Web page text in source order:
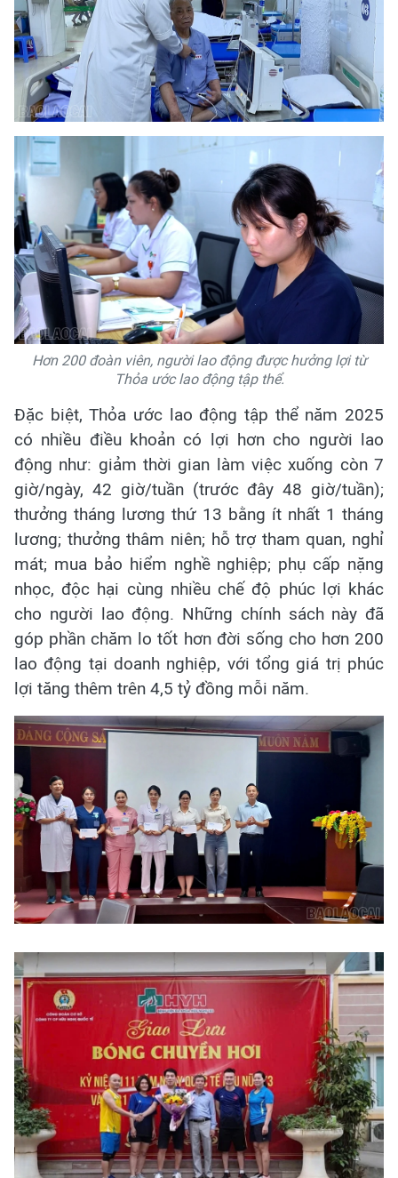
Hơn 200 đoàn viên, người lao động được hưởng lợi từ
Thỏa ước lao động tập thể.
Đặc biệt, Thỏa ước lao động tập thể năm 2025
có nhiều điều khoản có lợi hơn cho người lao
động như: giảm thời gian làm việc xuống còn 7
giờ/ngày, 42 giờ/tuần (trước đây 48 giờ/tuần);
thưởng tháng lương thứ 13 bằng ít nhất 1 tháng
lương; thưởng thâm niên; hỗ trợ tham quan, nghỉ
mát; mua bảo hiểm nghề nghiệp; phụ cấp nặng
nhọc, độc hại cùng nhiều chế độ phúc lợi khác
cho người lao động. Những chính sách này đã
góp phần chăm lo tốt hơn đời sống cho hơn 200
lao động tại doanh nghiệp, với tổng giá trị phúc
lợi tăng thêm trên 4,5 tỷ đồng mỗi năm.